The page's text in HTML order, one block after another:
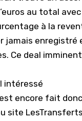
au total avec
à la
enregistré
Ce deal
intéressé
encore fait
site